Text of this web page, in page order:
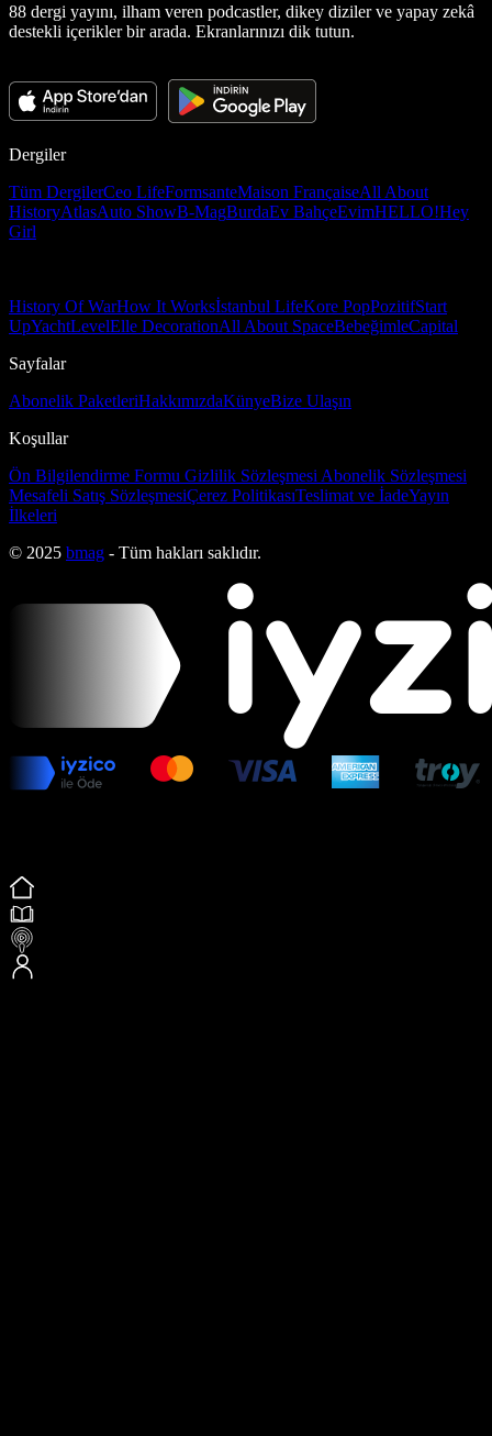
88 dergi yayını, ilham veren podcastler, dikey diziler ve yapay zekâ
destekli içerikler bir arada. Ekranlarınızı dik tutun.
Dergiler
Tüm DergilerCeo LifeFormsanteMaison FrançaiseAll About
HistoryAtlasAuto ShowB-MagBurdaEv BahçeEvimHELLO!Hey
Girl
History Of WarHow It Worksİstanbul LifeKore PopPozitifStart
UpYachtLevelElle DecorationAll About SpaceBebeğimleCapital
Sayfalar
Abonelik PaketleriHakkımızdaKünyeBize Ulaşın
Koşullar
Ön Bilgilendirme Formu Gizlilik Sözleşmesi Abonelik Sözleşmesi
Mesafeli Satış SözleşmesiÇerez PolitikasıTeslimat ve İadeYayın
İlkeleri
© 2025 bmag - Tüm hakları saklıdır.